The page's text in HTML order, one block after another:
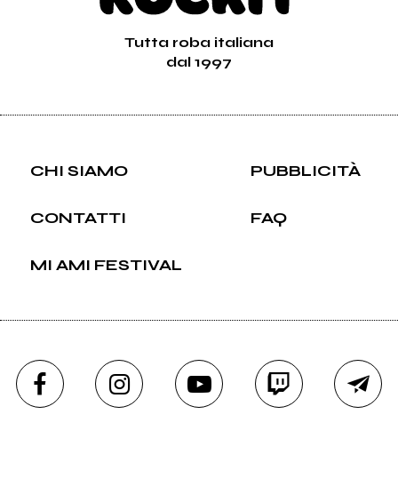
Tutta roba italiana
dal 1997
CHI SIAMO PUBBLICITÀ
CONTATTI FAQ
MI AMI FESTIVAL